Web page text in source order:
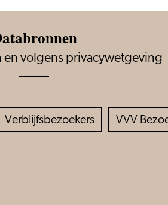
volgens privacywetgeving
Verblijfsbezoekers VVV